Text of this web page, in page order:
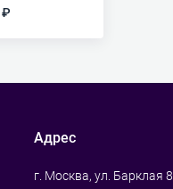
Адрес
г. Москва, ул. Барклая 8